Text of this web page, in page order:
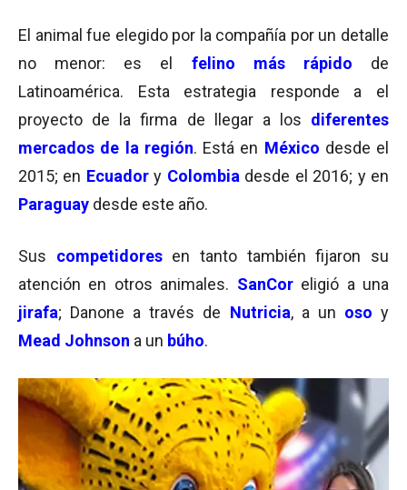
El animal fue elegido por la compañía por un detalle
no menor: es el felino más rápido de
Latinoamérica. Esta estrategia responde a el
proyecto de la firma de llegar a los diferentes
mercados de la región. Está en México desde el
2015; en Ecuador y Colombia desde el 2016; y en
Paraguay desde este año.
Sus competidoresen tanto también fijaron su
atención en otros animales. SanCoreligió a una
jirafa; Danone a través de Nutricia, a un oso y
Mead Johnson a un búho.